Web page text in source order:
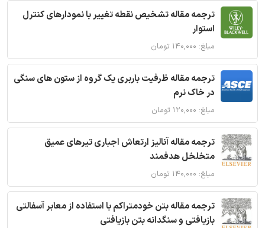
ترجمه مقاله تشخیص نقطه تغییر با نمودارهای کنترل
استوار
مبلغ: ۱۴۰,۰۰۰ تومان
ترجمه مقاله ظرفیت باربری یک گروه از ستون های سنگی
در خاک نرم
مبلغ: ۱۲۰,۰۰۰ تومان
ترجمه مقاله آنالیز ارتعاش اجباری تیرهای عمیق
متخلخل هدفمند
مبلغ: ۱۴۰,۰۰۰ تومان
ترجمه مقاله بتن خودمتراکم با استفاده از معابر آسفالتی
بازیافتی و سنگدانه بتن بازیافتی